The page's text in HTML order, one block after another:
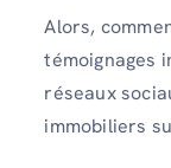
Alors,
témoignages
réseaux
immobiliers